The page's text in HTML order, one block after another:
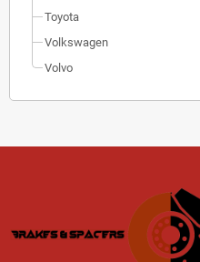
Toyota
Volkswagen
Volvo